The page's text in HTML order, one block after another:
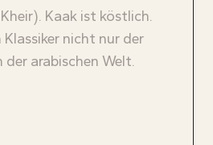
Kaak ist köstlich.
nicht nur der
der arabischen Welt.